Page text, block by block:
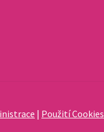
| Použití Cookies